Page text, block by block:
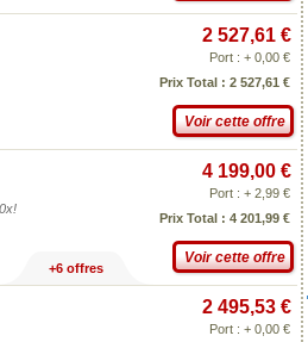
2 527,61 €
Port : + 0,00 €
Prix Total : 2 527,61 €
Voir cette offre
4 199,00 €
Port : + 2,99 €
Prix Total : 4 201,99 €
Voir cette offre
+6 offres
2 495,53 €
Port : + 0,00 €